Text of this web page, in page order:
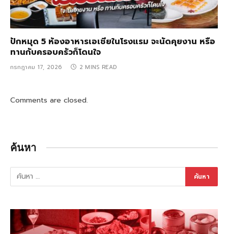
ปักหมุด 5 ห้องอาหารเอเชียในโรงแรม จะนัดคุยงาน หรือ
ทานกับครอบครัวก็โดนใจ
กรกฎาคม 17, 2026 2 MINS READ
Comments are closed.
ค้นหา